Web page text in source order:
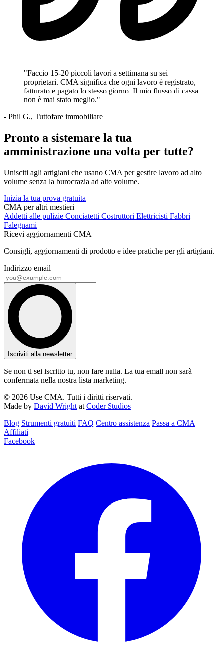
"Faccio 15-20 piccoli lavori a settimana su sei
proprietari. CMA significa che ogni lavoro è registrato,
fatturato e pagato lo stesso giorno. Il mio flusso di cassa
non è mai stato meglio."
- Phil G., Tuttofare immobiliare
Pronto a sistemare la tua
amministrazione una volta per tutte?
Unisciti agli artigiani che usano CMA per gestire lavoro ad alto
volume senza la burocrazia ad alto volume.
Inizia la tua prova gratuita
CMA per altri mestieri
Addetti alle pulizie Conciatetti Costruttori Elettricisti Fabbri
Falegnami
Ricevi aggiornamenti CMA
Consigli, aggiornamenti di prodotto e idee pratiche per gli artigiani.
Indirizzo email
Iscriviti alla newsletter
Se non ti sei iscritto tu, non fare nulla. La tua email non sarà
confermata nella nostra lista marketing.
© 2026 Use CMA. Tutti i diritti riservati.
Made by David Wright at Coder Studios
Blog‎ Strumenti gratuiti FAQ Centro assistenza Passa a CMA
Affiliati
Facebook